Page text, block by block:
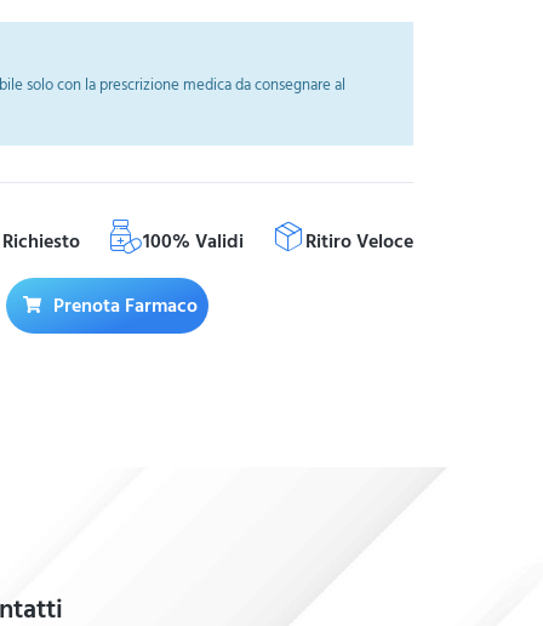
solo con la prescrizione medica da consegnare al
100% Validi Ritiro Veloce
Prenota Farmaco